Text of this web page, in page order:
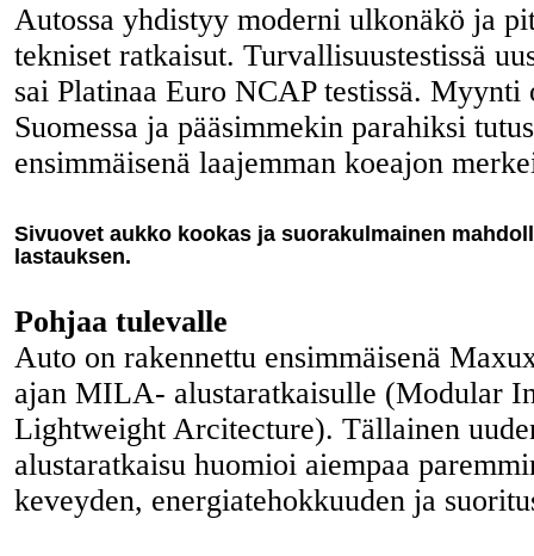
Autossa yhdistyy moderni ulkonäkö ja
tekniset ratkaisut. Turvallisuustestissä
sai Platinaa Euro NCAP testissä. Myynti
Suomessa ja pääsimmekin parahiksi
ensimmäisenä laajemman koeajon
Sivuovet aukko kookas ja suorakulmainen
lastauksen.
Pohjaa tulevalle
Auto on rakennettu ensimmäisenä
ajan MILA- alustaratkaisulle (Modular
Lightweight Arcitecture). Tällainen
alustaratkaisu huomioi aiempaa
keveyden, energiatehokkuuden ja